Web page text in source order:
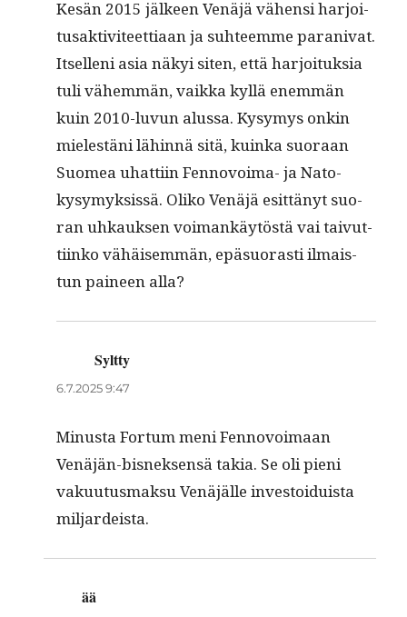
Kesän 2015 jäl­keen Venäjä vähen­si har­joi­
tusak­tivi­teet­ti­aan ja suh­teemme parani­vat.
Itsel­leni asia näkyi siten, että har­joituk­sia
tuli vähem­män, vaik­ka kyl­lä enem­män
kuin 2010-luvun alus­sa. Kysymys onkin
mielestäni lähin­nä sitä, kuin­ka suo­raan
Suomea uhat­ti­in Fen­novoima- ja Nato-
kysymyk­sis­sä. Oliko Venäjä esit­tänyt suo­
ran uhkauk­sen voimankäytöstä vai taivut­
ti­inko vähäisem­män, epä­suo­rasti ilmais­
tun paineen alla?
Syltty
6.7.2025 9:47
Minus­ta For­tum meni Fen­novoimaan
Venäjän-bis­nek­sen­sä takia. Se oli pieni
vaku­u­tus­mak­su Venäjälle investoiduista
miljardeista.
ää